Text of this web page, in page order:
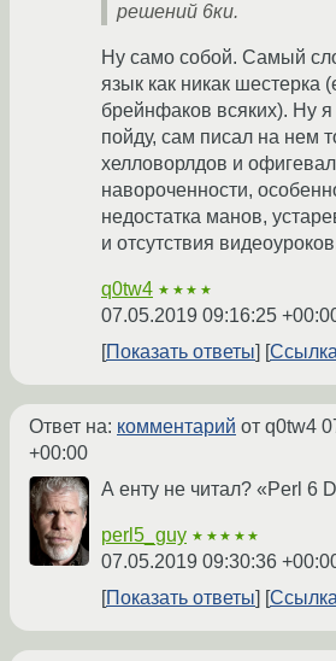
решений 6ки.
Ну само собой. Самый
язык как никак шестерка
брейнфаков всяких). Ну я
пойду, сам писал на нем
хелловорлдов и офигевал
навороченности,
недостатка манов,
и отсутствия
q0tw4 ★★★★
07.05.2019 09:16:25
Показать ответы
Ответ на: комментарий от q0tw4
+00:00
А енту не читал? «Perl 6
perl5_guy ★★★★★
07.05.2019 09:30:36
Показать ответы